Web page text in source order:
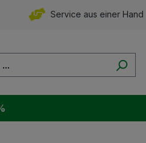
Service aus einer Hand